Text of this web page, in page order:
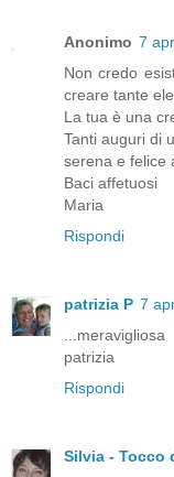
Anonimo 7
Non credo
creare tante
La tua è una
Tanti auguri di
serena e felice
Baci affetuosi
Maria
Rispondi
patrizia P 7
patrizia
Rispondi
Silvia - Tocco